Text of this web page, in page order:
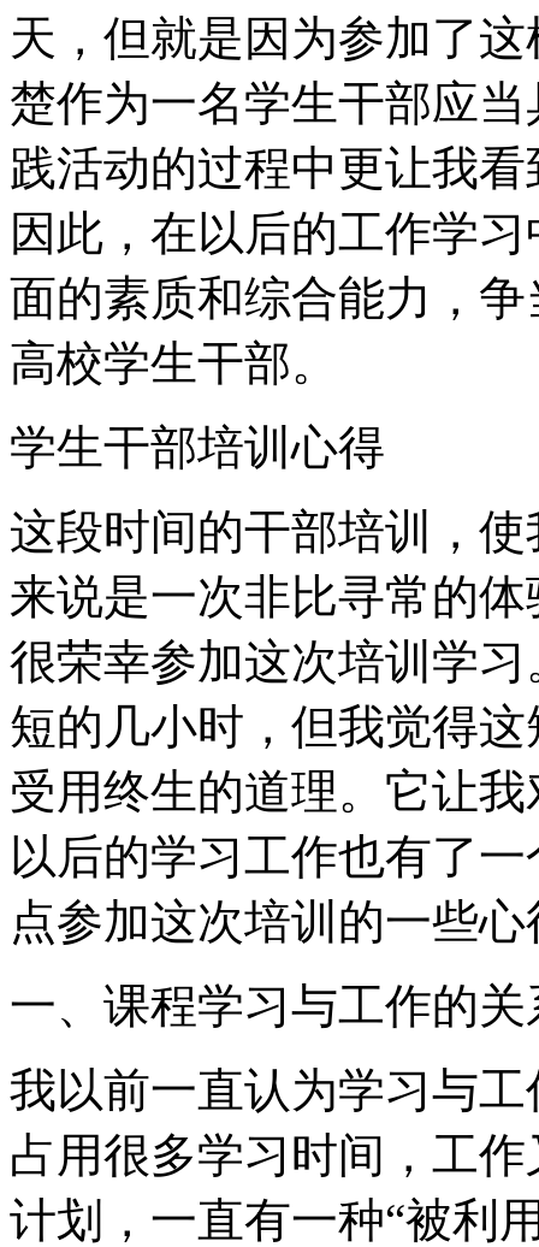
天，但就是因为参加了
楚作为一名学生干部应
践活动的过程中更让我
因此，在以后的工作学
面的素质和综合能力，
高校学生干部。
学生干部培训心得
这段时间的干部培训，
来说是一次非比寻常的
很荣幸参加这次培训学
短的几小时，但我觉得
受用终生的道理。它让
以后的学习工作也有了
点参加这次培训的一些
一、课程学习与工作的关
我以前一直认为学习与
占用很多学习时间，工
计划，一直有一种“被利